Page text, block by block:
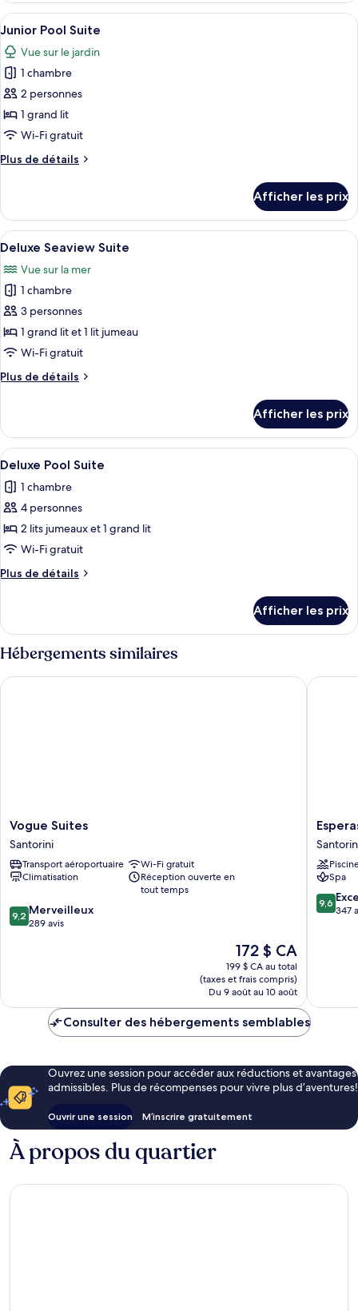
House
Suite
House
Suite
Afficher
toutes
les
photos
pour
ce
type
chambre :
Suite
Une chambre d’hôtel comprenant
10
Junior Pool Suite
Vue sur le jardin
1 chambre
2 personnes
1 grand lit
Wi-Fi gratuit
Plus de détails
Plus
Junior
Pool
Suite
Afficher les prix
Afficher
toutes
les
photos
pour
ce
type
chambre :
Suite
Une chambre moderne comprenant
17
Deluxe Seaview Suite
Vue sur la mer
1 chambre
3 personnes
1 grand lit et 1 lit jumeau
Wi-Fi gratuit
Plus de détails
Plus
Deluxe
Seaview
Suite
Afficher les prix
Afficher
toutes
les
photos
pour
ce
type
de
Deluxe
Pool
Suite
Une pièce moderne et minimaliste,
19
Deluxe Pool Suite
1 chambre
4 personnes
2 lits jumeaux et 1 grand lit
Wi-Fi gratuit
Plus de détails
Plus
Deluxe
Pool
Suite
Afficher les prix
Hébergements similaires
Vogue
Suites
Santorini
Vogue Suites
Santorini
Transport aéroportuaire
Wi-Fi gratuit
Climatisation
Réception ouverte en
tout temps
9.2
sur
9,2 Merveilleux
289 avis
Le
prix
est
de
172 $ CA
172 $ CA
199 $ CA au total
(taxes et frais compris)
Du 9 août au 10 août
Vogue Suites
Esperas
Spa
9.6
sur
9,6
347
Esperas
Consulter des hébergements semblables
Ouvrez une session pour accéder aux réductions et avantages
admissibles. Plus de récompenses pour vivre plus d’aventures!
Ouvrir une session M’inscrire gratuitement
À propos du quartier